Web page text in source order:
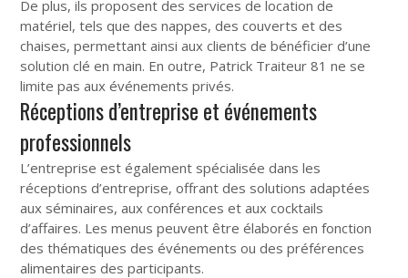
De plus, ils proposent des services de location de
matériel, tels que des nappes, des couverts et des
chaises, permettant ainsi aux clients de bénéficier d’une
solution clé en main. En outre, Patrick Traiteur 81 ne se
limite pas aux événements privés.
Réceptions d’entreprise et événements
professionnels
L’entreprise est également spécialisée dans les
réceptions d’entreprise, offrant des solutions adaptées
aux séminaires, aux conférences et aux cocktails
d’affaires. Les menus peuvent être élaborés en fonction
des thématiques des événements ou des préférences
alimentaires des participants.